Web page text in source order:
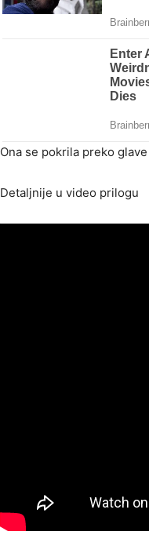
Ona se pokrila preko
Detaljnije u video prilogu